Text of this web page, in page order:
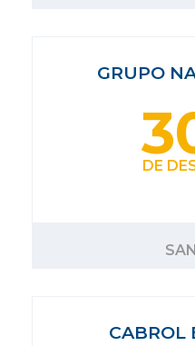
GRUPO
DE
CABROL